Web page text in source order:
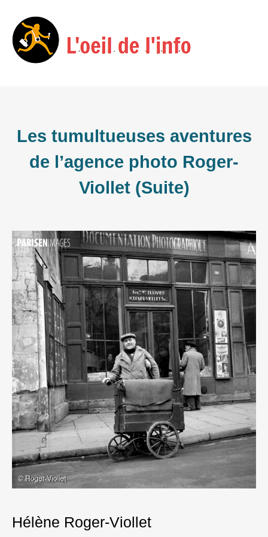
Skip
to
Les tumultueuses aventures
de l’agence photo Roger-
Viollet (Suite)
Hélène Roger-Viollet